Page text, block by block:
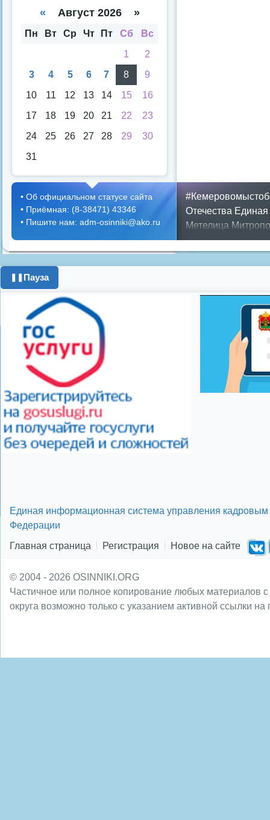
кал
аря
спи
« Август 2026 »
Пн Вт Ср Чт Пт Сб
Вс
1
2
3
4 5 6 7 8
9
10
11 12 13 14 15
16
17
18 19 20 21 22
23
24
25 26 27 28 29
30
31
Отечества
Метелица
Днем ЖКХ
Противопожарная
день города
цифровое
Показать все теги
• Об официальном статусе сайта
• Приёмная: (8-38471) 43346
• Пишите нам: adm-osinniki@ako.ru
Пауза
Единая информационная система управления кадровым
Федерации
Главная страница
Регистрация Новое на сайте
© 2004 - 2026 OSINNIKI.ORG
Частичное или полное копирование любых материалов
округа возможно только с указанием активной ссылки на